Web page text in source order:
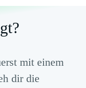
mit einem
dir die